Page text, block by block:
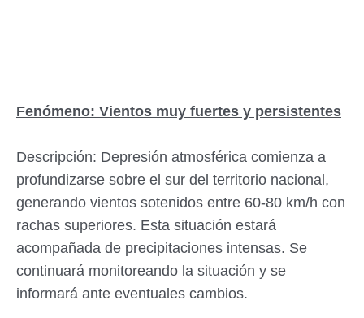
Fenómeno: Vientos muy fuertes y persistentes
Descripción: Depresión atmosférica comienza a
profundizarse sobre el sur del territorio nacional,
generando vientos sotenidos entre 60-80 km/h con
rachas superiores. Esta situación estará
acompañada de precipitaciones intensas. Se
continuará monitoreando la situación y se
informará ante eventuales cambios.